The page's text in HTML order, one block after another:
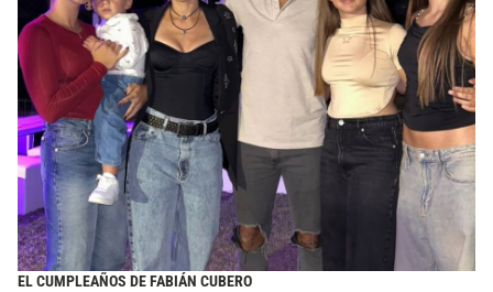
EL CUMPLEAÑOS DE FABIÁN CUBERO